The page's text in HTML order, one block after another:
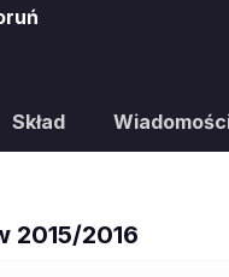
Skład
2015/2016